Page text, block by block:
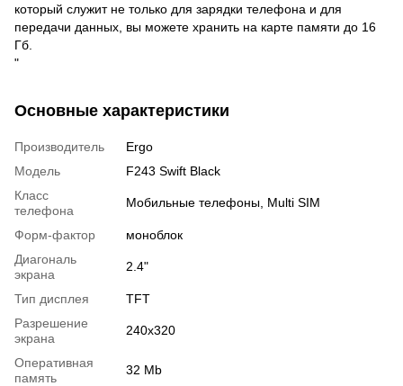
который служит не только для зарядки телефона и для
передачи данных, вы можете хранить на карте памяти до 16
Гб.
"
Основные характеристики
Производитель
Ergo
Модель
F243 Swift Black
Класс
телефона
Мобильные телефоны, Multi SIM
Форм-фактор
моноблок
Диагональ
экрана
2.4"
Тип дисплея
TFT
Разрешение
экрана
240x320
Оперативная
память
32 Mb